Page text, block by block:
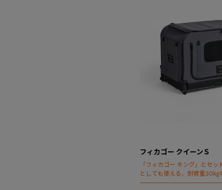
フィカゴー クイーンＳ
「フィカゴー キング」とセ
としても使える、耐荷重30㎏
ージが登場！